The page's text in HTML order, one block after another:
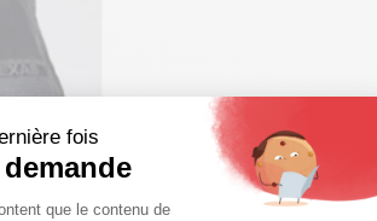
fois
Gestion du
que le contenu de